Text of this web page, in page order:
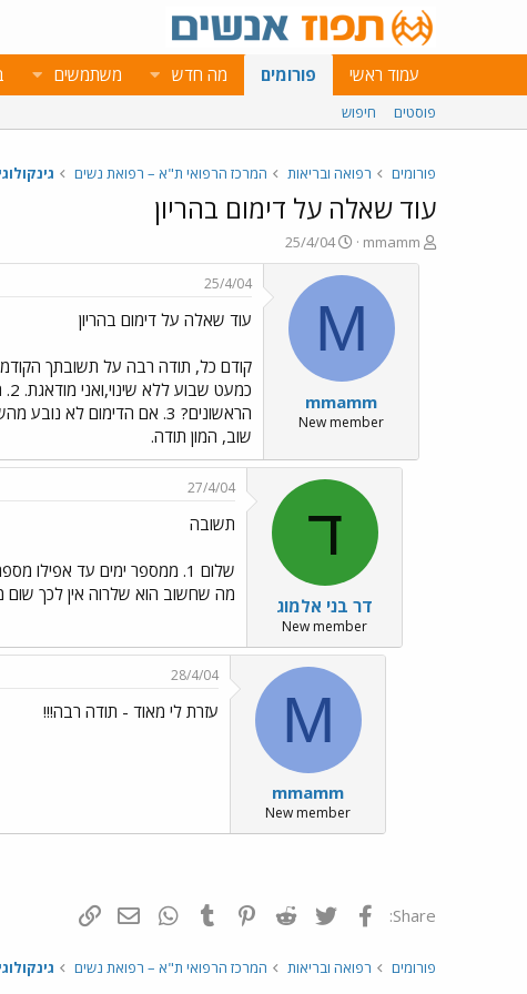
עמוד ראשי פורומים מה חדש משתמשים
פוסטים חיפוש
פורומים רפואה ובריאות המרכז הרפואי ת"א – רפואת נשים
עוד שאלה על דימום בהריון
פ
ו
mmamm
פ
ו
ר
ם
ב
א
ר
י
25/4/04
M
mmamm
New member
25/4/04
עוד שאלה על דימום בהריון
הראשונים? 3. אם הדימום
שוב, המון תודה.
ד
דר בני אלמוג
New member
27/4/04
תשובה
מה שחשוב הוא שלרוה אין לכך
M
mmamm
New member
28/4/04
עזרת לי מאוד - תודה רבה!!!
Share: פייסבוק Twitter
Reddit
Pinterest
Tumblr
WhatsAppדואר אלקטרוני
פורומים רפואה ובריאות המרכז הרפואי ת"א – רפואת נשים